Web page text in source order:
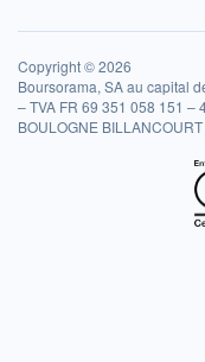
Copyright © 2026
Boursorama, SA au capital
– TVA FR 69 351 058 151 –
BOULOGNE